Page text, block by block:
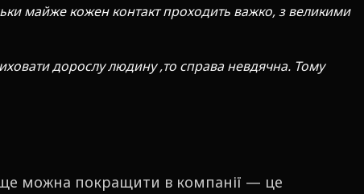
майже кожен контакт проходить важко, з великими
дорослу людину ,то справа невдячна. Тому
можна покращити в компанії — це